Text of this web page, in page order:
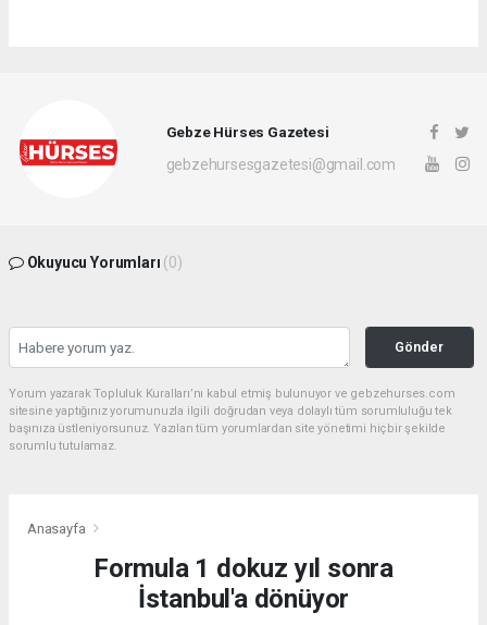
Gebze Hürses Gazetesi
gebzehursesgazetesi@gmail.com
Okuyucu Yorumları (0)
Gönder
Yorum yazarak Topluluk Kuralları’nı kabul etmiş bulunuyor ve gebzehurses.com
sitesine yaptığınız yorumunuzla ilgili doğrudan veya dolaylı tüm sorumluluğu tek
başınıza üstleniyorsunuz. Yazılan tüm yorumlardan site yönetimi hiçbir şekilde
sorumlu tutulamaz.
Anasayfa
Formula 1 dokuz yıl sonra
İstanbul'a dönüyor